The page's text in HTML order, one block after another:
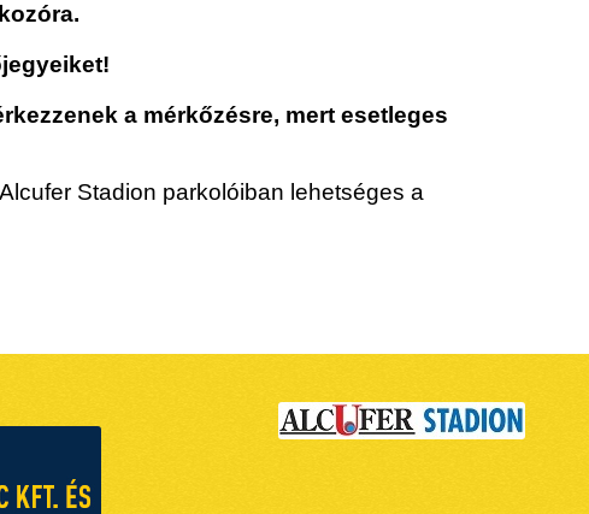
a mérkőzésre, mert esetleges
Stadion parkolóiban lehetséges a